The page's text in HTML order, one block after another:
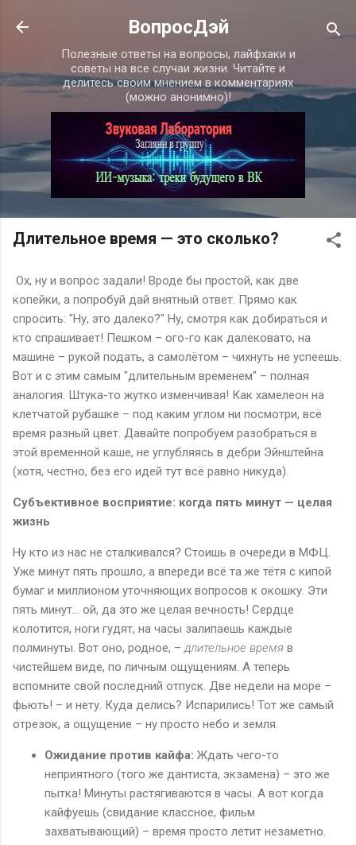
К основному контенту
ВопросДэй
Полезные ответы на вопросы, лайфхаки и
советы на все случаи жизни. Читайте и
делитесь своим мнением в комментариях
(можно анонимно)!
Длительное время — это сколько?
Ох, ну и вопрос задали! Вроде бы простой, как две
копейки, а попробуй дай внятный ответ. Прямо как
спросить: "Ну, это далеко?" Ну, смотря как добираться и
кто спрашивает! Пешком – ого-го как далековато, на
машине – рукой подать, а самолётом – чихнуть не успеешь.
Вот и с этим самым "длительным временем" – полная
аналогия. Штука-то жутко изменчивая! Как хамелеон на
клетчатой рубашке – под каким углом ни посмотри, всё
время разный цвет. Давайте попробуем разобраться в
этой временной каше, не углубляясь в дебри Эйнштейна
(хотя, честно, без его идей тут всё равно никуда).
Субъективное восприятие: когда пять минут — целая
жизнь
Ну кто из нас не сталкивался? Стоишь в очереди в МФЦ.
Уже минут пять прошло, а впереди всё та же тётя с кипой
бумаг и миллионом уточняющих вопросов к окошку. Эти
пять минут... ой, да это же целая вечность! Сердце
колотится, ноги гудят, на часы залипаешь каждые
полминуты. Вот оно, родное, – длительное время в
чистейшем виде, по личным ощущениям. А теперь
вспомните свой последний отпуск. Две недели на море –
фьють! – и нету. Куда делись? Испарились! Тот же самый
отрезок, а ощущение – ну просто небо и земля.
Ожидание против кайфа: Ждать чего-то
неприятного (того же дантиста, экзамена) – это же
пытка! Минуты растягиваются в часы. А вот когда
кайфуешь (свидание классное, фильм
захватывающий) – время просто летит незаметно.